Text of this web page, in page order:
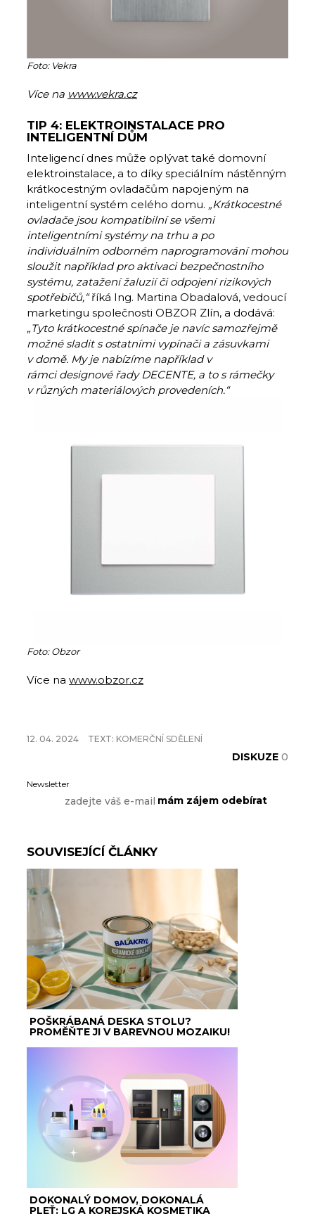
Foto: Vekra
Více na www.vekra.cz
TIP 4: ELEKTROINSTALACE PRO
INTELIGENTNÍ DŮM
Inteligencí dnes může oplývat také domovní
elektroinstalace, a to díky speciálním nástěnným
krátkocestným ovladačům napojeným na
inteligentní systém celého domu. „Krátkocestné
ovladače jsou kompatibilní se všemi
inteligentními systémy na trhu a po
individuálním odborném naprogramování mohou
sloužit například pro aktivaci bezpečnostního
systému, zatažení žaluzií či odpojení rizikových
spotřebičů,“říká Ing. Martina Obadalová, vedoucí
marketingu společnosti OBZOR Zlín, a dodává:
„Tyto krátkocestné spínače je navíc samozřejmě
možné sladit s ostatními vypínači a zásuvkami
v domě. My je nabízíme například v
rámci designové řady DECENTE, a to s rámečky
v různých materiálových provedeních.“
Foto: Obzor
Více na www.obzor.cz
12. 04. 2024 TEXT: KOMERČNÍ SDĚLENÍ
DISKUZE 0
Newsletter
SOUVISEJÍCÍ ČLÁNKY
POŠKRÁBANÁ DESKA STOLU?
PROMĚŇTE JI V BAREVNOU MOZAIKU!
DOKONALÝ DOMOV, DOKONALÁ
PLEŤ: LG A KOREJSKÁ KOSMETIKA